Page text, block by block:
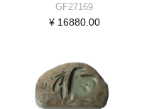
GF27169
¥ 16880.00